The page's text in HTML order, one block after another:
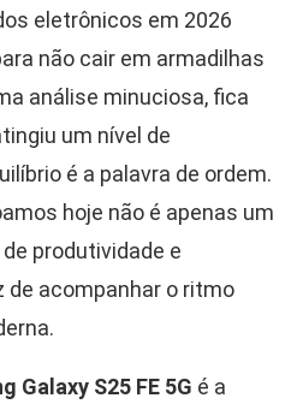
eletrônicos em 2026
não cair em armadilhas
análise minuciosa, fica
um nível de
é a palavra de ordem.
hoje não é apenas um
produtividade e
acompanhar o ritmo
Galaxy S25 FE 5G é a